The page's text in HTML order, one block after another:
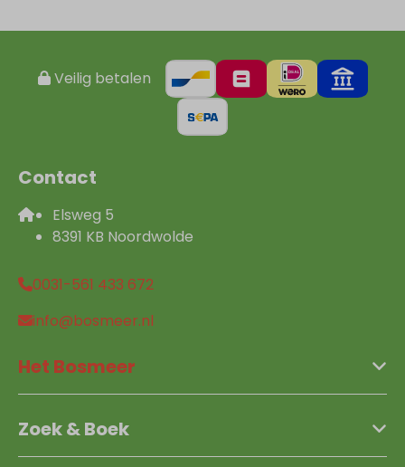
Veilig betalen
Contact
Elsweg 5
8391 KB Noordwolde
0031-561 433 672
info@bosmeer.nl
Het Bosmeer
Zoek & Boek